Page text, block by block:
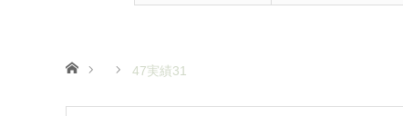
ホーム 47実績31